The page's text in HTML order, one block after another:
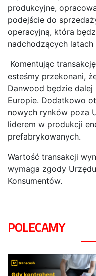
produkcyjne,
podejście do
operacyjną, która
nadchodzących latach
Komentując
esteśmy przekonani,
Danwood będzie dalej
Europie. Dodatkowo
nowych rynków poza
liderem w produkcji
prefabrykowanych.
Wartość transakcji
wymaga zgody
Konsumentów.
POLECAMY